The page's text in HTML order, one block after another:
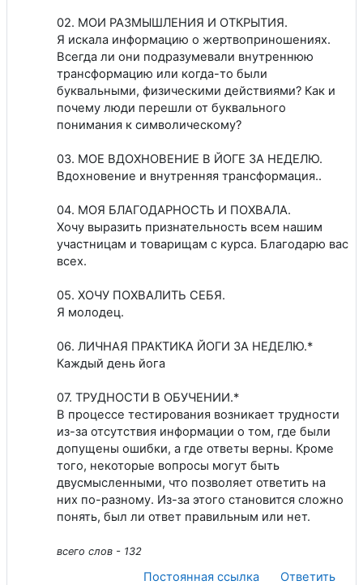
02. МОИ РАЗМЫШЛЕНИЯ И ОТКРЫТИЯ.
Я искала информацию о жертвоприношениях.
Всегда ли они подразумевали внутреннюю
трансформацию или когда-то были
буквальными, физическими действиями? Как и
почему люди перешли от буквального
понимания к символическому?
03. МОЕ ВДОХНОВЕНИЕ В ЙОГЕ ЗА НЕДЕЛЮ.
Вдохновение и внутренняя трансформация..
04. МОЯ БЛАГОДАРНОСТЬ И ПОХВАЛА.
Хочу выразить признательность всем нашим
участницам и товарищам с курса. Благодарю вас
всех.
05. ХОЧУ ПОХВАЛИТЬ СЕБЯ.
Я молодец.
06. ЛИЧНАЯ ПРАКТИКА ЙОГИ ЗА НЕДЕЛЮ.*
Каждый день йога
07. ТРУДНОСТИ В ОБУЧЕНИИ.*
В процессе тестирования возникает трудности
из-за отсутствия информации о том, где были
допущены ошибки, а где ответы верны. Кроме
того, некоторые вопросы могут быть
двусмысленными, что позволяет ответить на
них по-разному. Из-за этого становится сложно
понять, был ли ответ правильным или нет.
всего слов - 132
Постоянная ссылка Ответить